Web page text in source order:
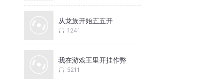
从龙族开始五五开
1241
我在游戏王里开挂作弊
5211